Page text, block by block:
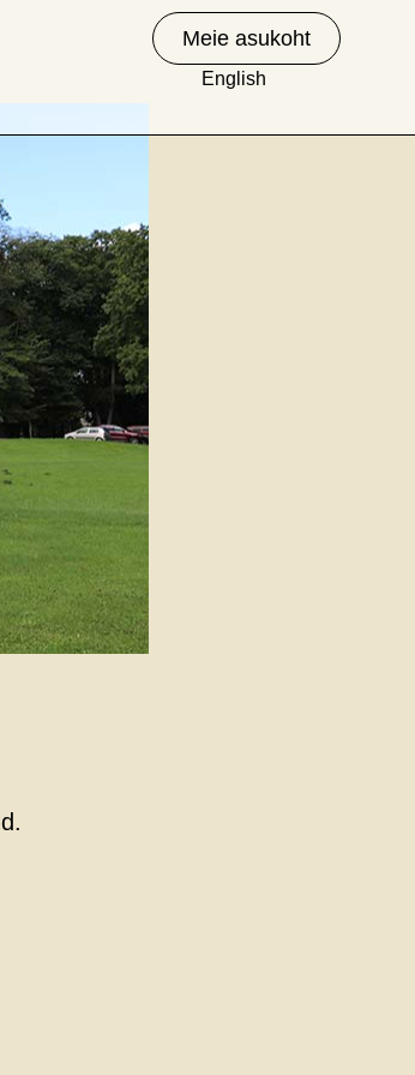
Meie asukoht
English